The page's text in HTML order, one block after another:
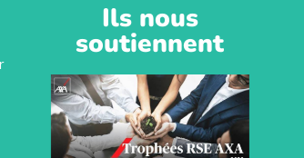
Ils nous
soutiennent